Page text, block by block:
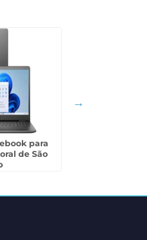
para
de São